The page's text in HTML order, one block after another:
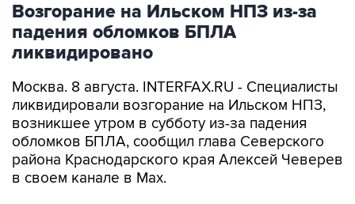
Возгорание на Ильском НПЗ из-за
падения обломков БПЛА
ликвидировано
Москва. 8 августа. INTERFAX.RU - Специалисты
ликвидировали возгорание на Ильском НПЗ,
возникшее утром в субботу из-за падения
обломков БПЛА, сообщил глава Северского
района Краснодарского края Алексей Чеверев
в своем канале в Max.